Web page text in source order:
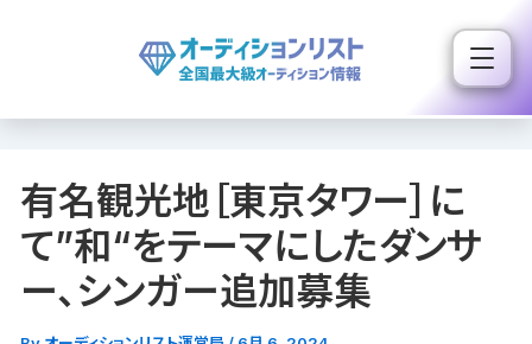
ス
有名観光地［東京タワー］に
て”和“をテーマにしたダンサ
ー、シンガー追加募集